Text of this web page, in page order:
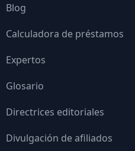
Blog
Calculadora de préstamos
Expertos
Glosario
Directrices editoriales
Divulgación de afiliados